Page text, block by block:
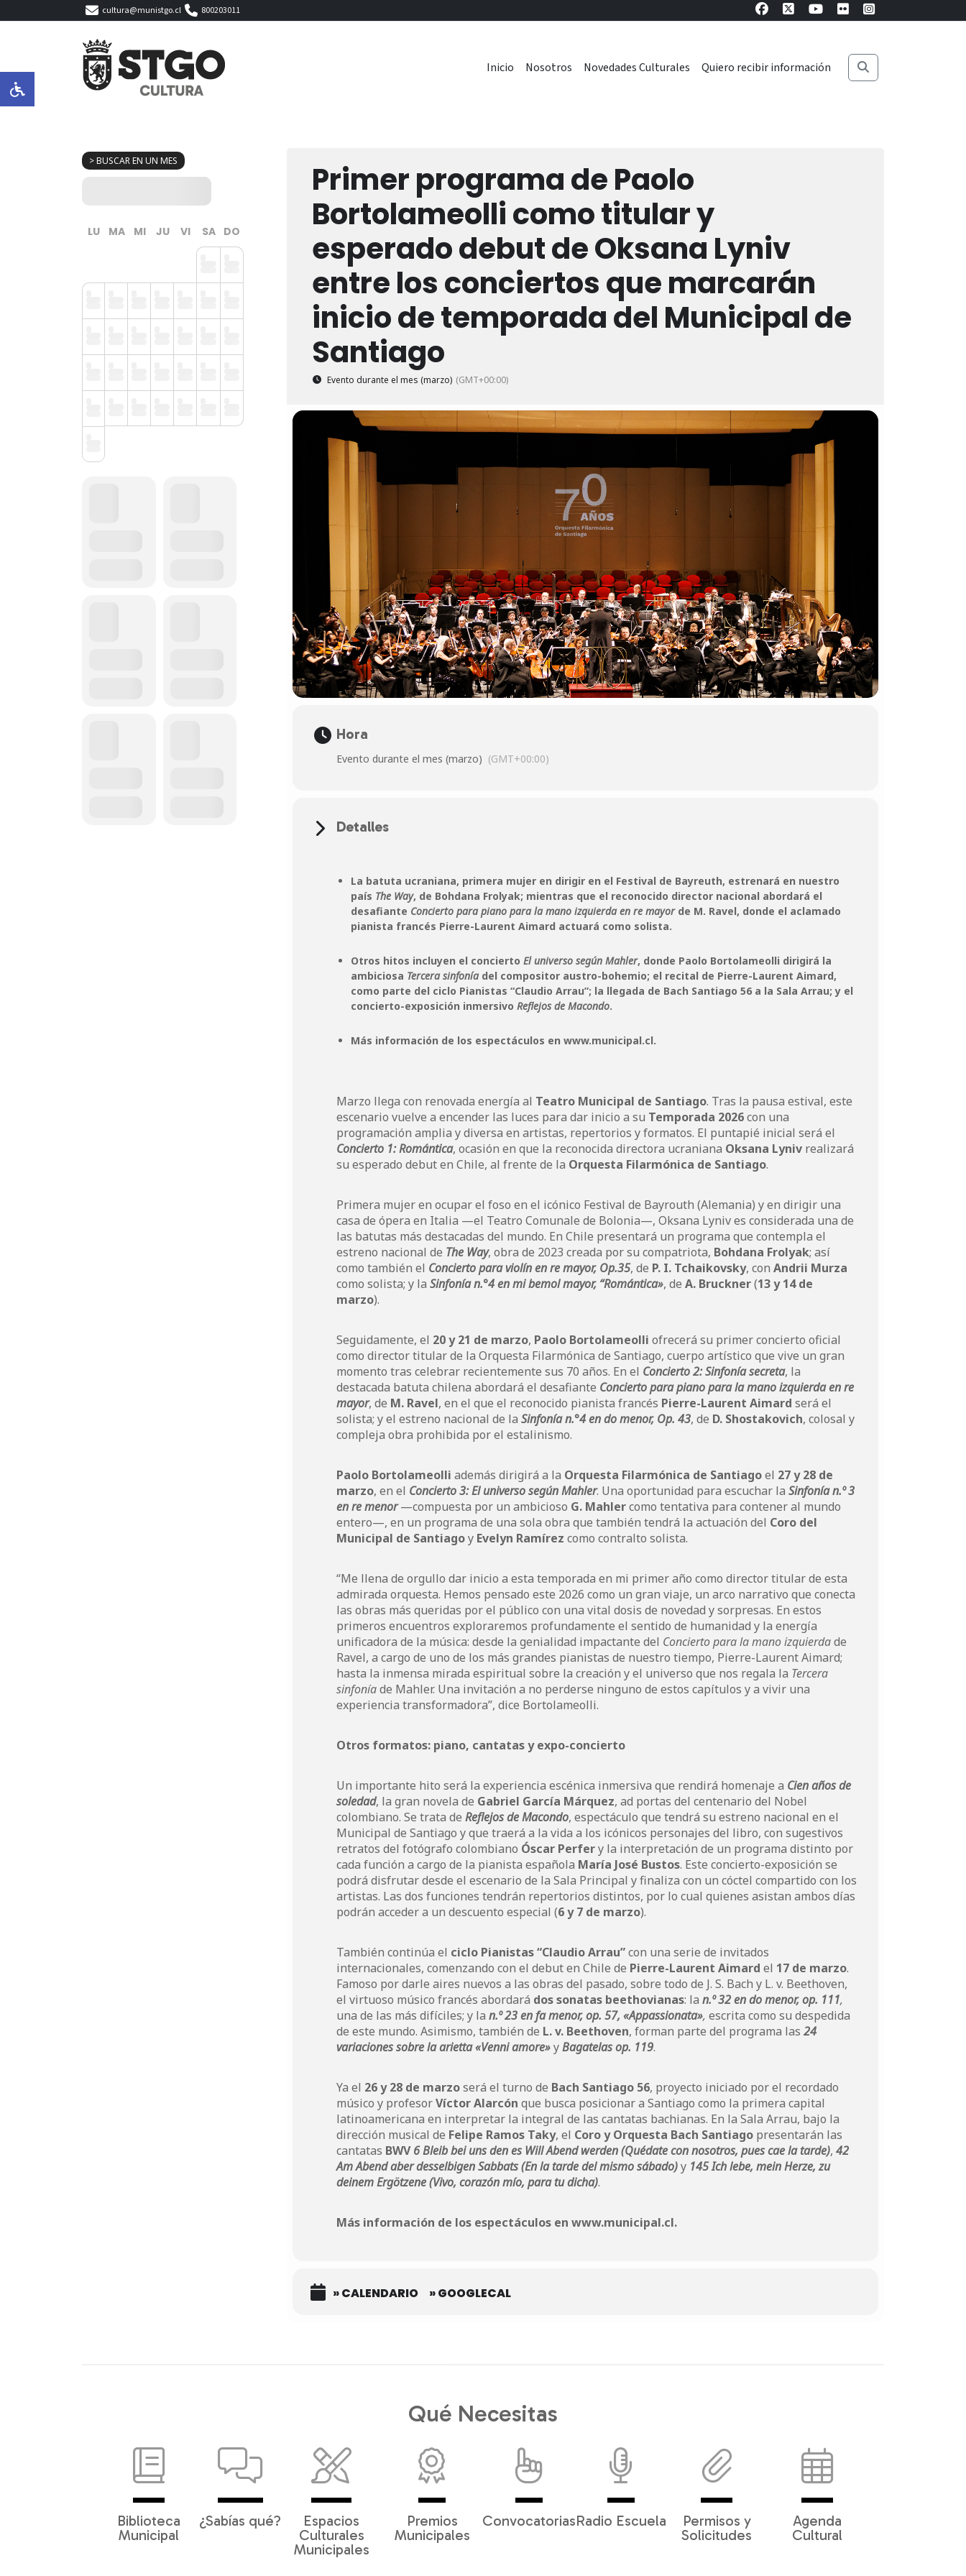
cultura@munistgo.cl 800203011
Inicio Nosotros Novedades Culturales Quiero recibir información
> BUSCAR EN UN MES
LU MA MI JU VI SA DO
Primer programa de Paolo
Bortolameolli como titular y
esperado debut de Oksana Lyniv
entre los conciertos que marcarán
inicio de temporada del Municipal de
Santiago
Evento durante el mes (marzo) (GMT+00:00)
Hora
Evento durante el mes (marzo) (GMT+00:00)
Detalles
La batuta ucraniana, primera mujer en dirigir en el Festival de Bayreuth, estrenará en nuestro
país The Way, de Bohdana Frolyak; mientras que el reconocido director nacional abordará el
desafiante Concierto para piano para la mano izquierda en re mayorde M. Ravel, donde el aclamado
pianista francés Pierre-Laurent Aimard actuará como solista.
Otros hitos incluyen el concierto El universo según Mahler, donde Paolo Bortolameolli dirigirá la
ambiciosa Tercera sinfonía del compositor austro-bohemio; el recital de Pierre-Laurent Aimard,
como parte del ciclo Pianistas “Claudio Arrau”; la llegada de Bach Santiago 56 a la Sala Arrau; y el
concierto-exposición inmersivo Reflejos de Macondo.
Más información de los espectáculos en www.municipal.cl.
Marzo llega con renovada energía al Teatro Municipal de Santiago. Tras la pausa estival, este
escenario vuelve a encender las luces para dar inicio a su Temporada 2026con una
programación amplia y diversa en artistas, repertorios y formatos. El puntapié inicial será el
Concierto 1: Romántica, ocasión en que la reconocida directora ucraniana Oksana Lyniv realizará
su esperado debut en Chile, al frente de la Orquesta Filarmónica de Santiago.
Primera mujer en ocupar el foso en el icónico Festival de Bayrouth (Alemania) y en dirigir una
casa de ópera en Italia —el Teatro Comunale de Bolonia—, Oksana Lyniv es considerada una de
las batutas más destacadas del mundo. En Chile presentará un programa que contempla el
estreno nacional de The Way, obra de 2023 creada por su compatriota, Bohdana Frolyak; así
como también el Concierto para violín en re mayor, Op.35, de P. I. Tchaikovsky, con Andrii Murza
como solista; y la Sinfonía n.°4 en mi bemol mayor, “Romántica», de A. Bruckner(13 y 14 de
marzo).
Seguidamente, el 20 y 21 de marzo, Paolo Bortolameolli ofrecerá su primer concierto oficial
como director titular de la Orquesta Filarmónica de Santiago, cuerpo artístico que vive un gran
momento tras celebrar recientemente sus 70 años. En el Concierto 2: Sinfonía secreta, la
destacada batuta chilena abordará el desafiante Concierto para piano para la mano izquierda en re
mayor, de M. Ravel, en el que el reconocido pianista francés Pierre-Laurent Aimard será el
solista; y el estreno nacional de la Sinfonía n.°4 en do menor, Op. 43, de D. Shostakovich, colosal y
compleja obra prohibida por el estalinismo.
Paolo Bortolameolli además dirigirá a la Orquesta Filarmónica de Santiagoel 27 y 28 de
marzo, en el Concierto 3: El universo según Mahler. Una oportunidad para escuchar la Sinfonía n.º 3
en re menor—compuesta por un ambicioso G. Mahlercomo tentativa para contener al mundo
entero—, en un programa de una sola obra que también tendrá la actuación del Coro del
Municipal de Santiagoy Evelyn Ramírez como contralto solista.
“Me llena de orgullo dar inicio a esta temporada en mi primer año como director titular de esta
admirada orquesta. Hemos pensado este 2026 como un gran viaje, un arco narrativo que conecta
las obras más queridas por el público con una vital dosis de novedad y sorpresas. En estos
primeros encuentros exploraremos profundamente el sentido de humanidad y la energía
unificadora de la música: desde la genialidad impactante del Concierto para la mano izquierdade
Ravel, a cargo de uno de los más grandes pianistas de nuestro tiempo, Pierre-Laurent Aimard;
hasta la inmensa mirada espiritual sobre la creación y el universo que nos regala la Tercera
sinfoníade Mahler. Una invitación a no perderse ninguno de estos capítulos y a vivir una
experiencia transformadora”, dice Bortolameolli.
Otros formatos: piano, cantatas y expo-concierto
Un importante hito será la experiencia escénica inmersiva que rendirá homenaje a Cien años de
soledad, la gran novela de Gabriel García Márquez, ad portas del centenario del Nobel
colombiano. Se trata de Reflejos de Macondo, espectáculo que tendrá su estreno nacional en el
Municipal de Santiago y que traerá a la vida a los icónicos personajes del libro, con sugestivos
retratos del fotógrafo colombiano Óscar Perfery la interpretación de un programa distinto por
cada función a cargo de la pianista española María José Bustos. Este concierto-exposición se
podrá disfrutar desde el escenario de la Sala Principal y finaliza con un cóctel compartido con los
artistas. Las dos funciones tendrán repertorios distintos, por lo cual quienes asistan ambos días
podrán acceder a un descuento especial (6 y 7 de marzo).
También continúa el ciclo Pianistas “Claudio Arrau”con una serie de invitados
internacionales, comenzando con el debut en Chile de Pierre-Laurent Aimard el 17 de marzo.
Famoso por darle aires nuevos a las obras del pasado, sobre todo de J. S. Bach y L. v. Beethoven,
el virtuoso músico francés abordará dos sonatas beethovianas: la n.º 32 en do menor, op. 111,
una de las más difíciles; y la n.º 23 en fa menor, op. 57, «Appassionata», escrita como su despedida
de este mundo. Asimismo, también de L. v. Beethoven, forman parte del programa las 24
variaciones sobre la arietta «Venni amore»yBagatelas op. 119.
Ya el 26 y 28 de marzoserá el turno de Bach Santiago 56, proyecto iniciado por el recordado
músico y profesorVíctor Alarcón que busca posicionar a Santiago como la primera capital
latinoamericana en interpretar la integral de las cantatas bachianas. En la Sala Arrau, bajo la
dirección musical de Felipe Ramos Taky, el Coro y Orquesta Bach Santiago presentarán las
cantatas BWV6 Bleib bei uns den es Will Abend werden (Quédate con nosotros, pues cae la tarde), 42
Am Abend aber desselbigen Sabbats (En la tarde del mismo sábado)y 145 Ich lebe, mein Herze, zu
deinem Ergötzene (Vivo, corazón mío, para tu dicha).
Más información de los espectáculos en www.municipal.cl.
» CALENDARIO » GOOGLECAL
Qué Necesitas
Biblioteca
Municipal
¿Sabías qué?
Espacios
Culturales
Municipales
Premios
Municipales
ConvocatoriasRadio Escuela
Permisos y
Solicitudes
Agenda
Cultural